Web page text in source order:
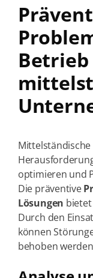
Betrieb
optimieren und
Die präventive
Lösungen
Durch den
können
behoben